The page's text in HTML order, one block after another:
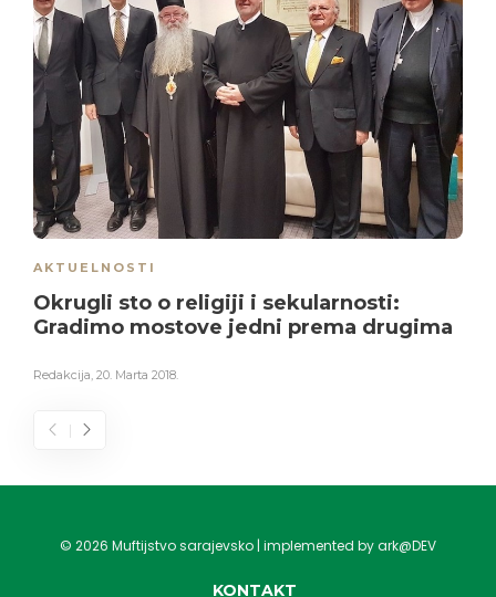
AKTUELNOSTI
Okrugli sto o religiji i sekularnosti:
Gradimo mostove jedni prema drugima
Redakcija, 20. Marta 2018.
© 2026 Muftijstvo sarajevsko | implemented by ark@DEV
KONTAKT